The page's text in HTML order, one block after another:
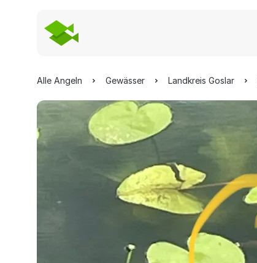
Alle Angeln Gewässer Landkreis Goslar